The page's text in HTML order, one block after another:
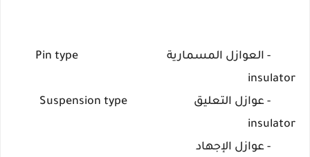
- العوازل المسمارية Pin type
insulator
- عوازل التعليق Suspension type
insulator
- عوازل الإجهاد